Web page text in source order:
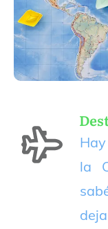
la